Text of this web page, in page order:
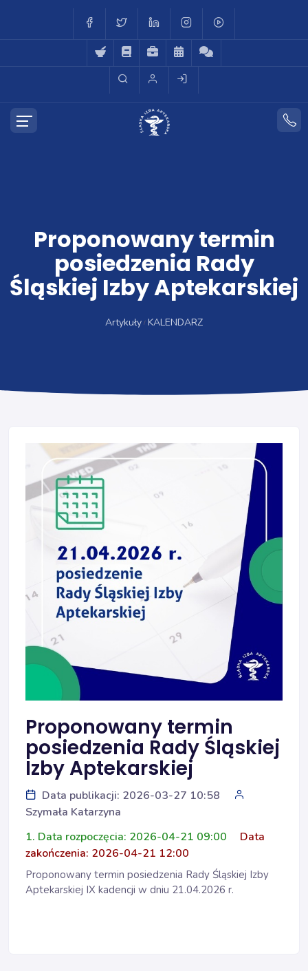
Proponowany termin
posiedzenia Rady
Śląskiej Izby Aptekarskiej
Artykuły KALENDARZ
Proponowany termin
posiedzenia Rady Śląskiej
Izby Aptekarskiej
Data publikacji: 2026-03-27 10:58
Szymała Katarzyna
1. Data rozpoczęcia: 2026-04-21 09:00
Data
zakończenia: 2026-04-21 12:00
Proponowany termin posiedzenia Rady Śląskiej Izby
Aptekarskiej IX kadencji w dniu 21.04.2026 r.